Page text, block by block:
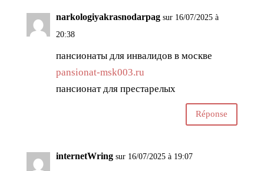
narkologiyakrasnodarpag sur 16/07/2025 à
20:38
пансионаты для инвалидов в москве
pansionat-msk003.ru
пансионат для престарелых
Réponse
internetWring sur 16/07/2025 à 19:07